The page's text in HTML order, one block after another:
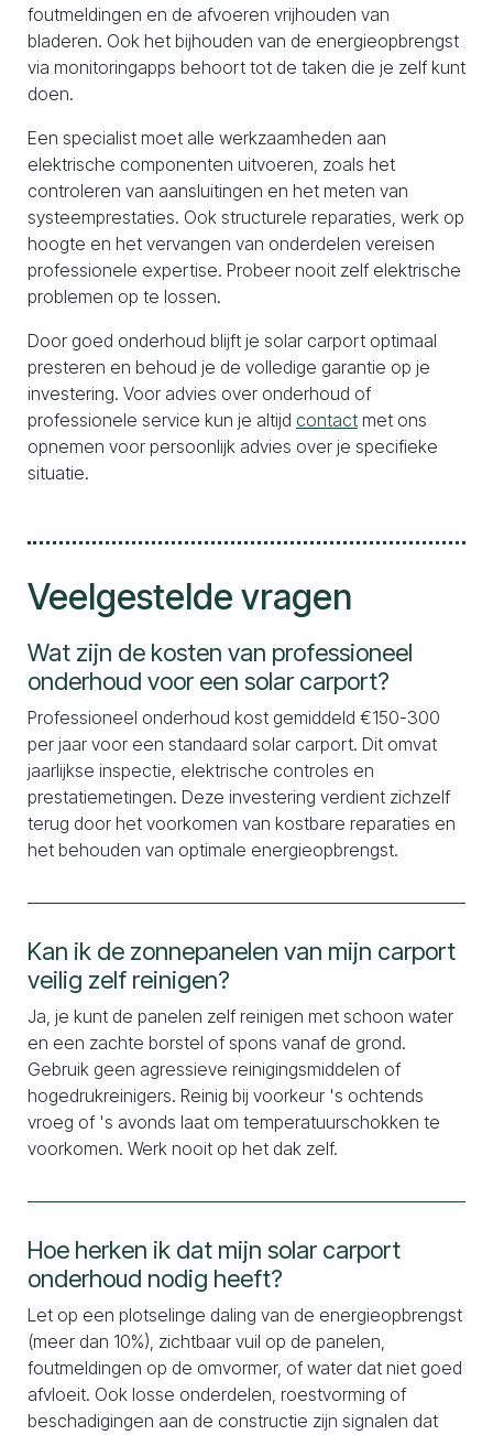
foutmeldingen en de afvoeren vrijhouden van
bladeren. Ook het bijhouden van de energieopbrengst
via monitoringapps behoort tot de taken die je zelf kunt
doen.
Een specialist moet alle werkzaamheden aan
elektrische componenten uitvoeren, zoals het
controleren van aansluitingen en het meten van
systeemprestaties. Ook structurele reparaties, werk op
hoogte en het vervangen van onderdelen vereisen
professionele expertise. Probeer nooit zelf elektrische
problemen op te lossen.
Door goed onderhoud blijft je solar carport optimaal
presteren en behoud je de volledige garantie op je
investering. Voor advies over onderhoud of
professionele service kun je altijd contact met ons
opnemen voor persoonlijk advies over je specifieke
situatie.
Veelgestelde vragen
Wat zijn de kosten van professioneel
onderhoud voor een solar carport?
Professioneel onderhoud kost gemiddeld €150-300
per jaar voor een standaard solar carport. Dit omvat
jaarlijkse inspectie, elektrische controles en
prestatiemetingen. Deze investering verdient zichzelf
terug door het voorkomen van kostbare reparaties en
het behouden van optimale energieopbrengst.
Kan ik de zonnepanelen van mijn carport
veilig zelf reinigen?
Ja, je kunt de panelen zelf reinigen met schoon water
en een zachte borstel of spons vanaf de grond.
Gebruik geen agressieve reinigingsmiddelen of
hogedrukreinigers. Reinig bij voorkeur 's ochtends
vroeg of 's avonds laat om temperatuurschokken te
voorkomen. Werk nooit op het dak zelf.
Hoe herken ik dat mijn solar carport
onderhoud nodig heeft?
Let op een plotselinge daling van de energieopbrengst
(meer dan 10%), zichtbaar vuil op de panelen,
foutmeldingen op de omvormer, of water dat niet goed
afvloeit. Ook losse onderdelen, roestvorming of
beschadigingen aan de constructie zijn signalen dat